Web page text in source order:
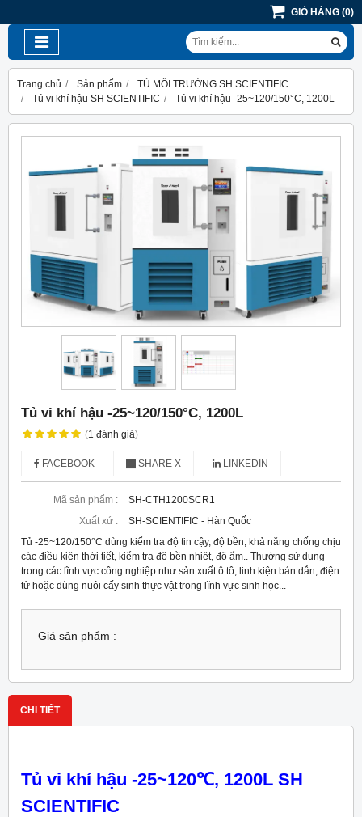
GIỎ HÀNG (0)
Trang chủ Sản phẩm
TỦ MÔI TRƯỜNG SH SCIENTIFIC
Tủ vi khí hậu SH SCIENTIFIC
Tủ vi khí hậu -25~120/150°C, 1200L
Tủ vi khí hậu -25~120/150°C, 1200L
(1 đánh giá)
FACEBOOK SHARE X LINKEDIN
Mã sản phẩm :
SH-CTH1200SCR1
Xuất xứ :
SH-SCIENTIFIC - Hàn Quốc
Tủ -25~120/150°C dùng kiểm tra độ tin cậy, độ bền, khả năng chống chịu
các điều kiện thời tiết, kiểm tra độ bền nhiệt, độ ẩm.. Thường sử dụng
trong các lĩnh vực công nghiệp như sản xuất ô tô, linh kiện bán dẫn, điện
tử hoặc dùng nuôi cấy sinh thực vật trong lĩnh vực sinh học...
Giá sản phẩm :
CHI TIẾT
Tủ vi khí hậu -25~120℃, 1200L SH
SCIENTIFIC